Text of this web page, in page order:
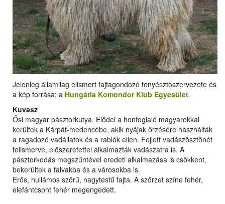
Jelenleg államilag elismert fajtagondozó tenyésztőszervezete és
a kép forrása: a Hungária Komondor Klub Egyesület.
Kuvasz
Ősi magyar pásztorkutya. Elődei a honfoglaló magyarokkal
kerültek a Kárpát-medencébe, akik nyájak őrzésére használták
a ragadozó vadállatok és a rablók ellen. Fejlett vadászösztönét
felismerve, előszeretettel alkalmazták vadászatra is. A
pásztorkodás megszűntével eredeti alkalmazása is csökkent,
bekerültek a falvakba és a városokba is.
Erős, hullámos szőrű, nagytestű fajta. A szőrzet színe fehér,
elefántcsont fehér megengedett.